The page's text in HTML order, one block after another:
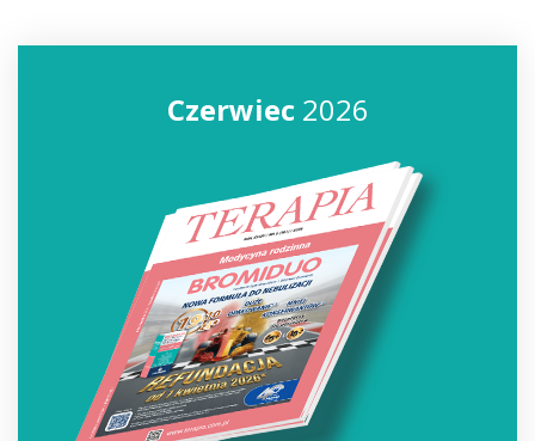
Czerwiec2026